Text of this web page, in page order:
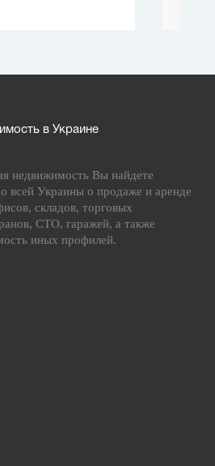
в Украине
недвижимость Вы найдете
всей Украины о продаже и аренде
складов, торговых
СТО, гаражей, а также
иных профилей.